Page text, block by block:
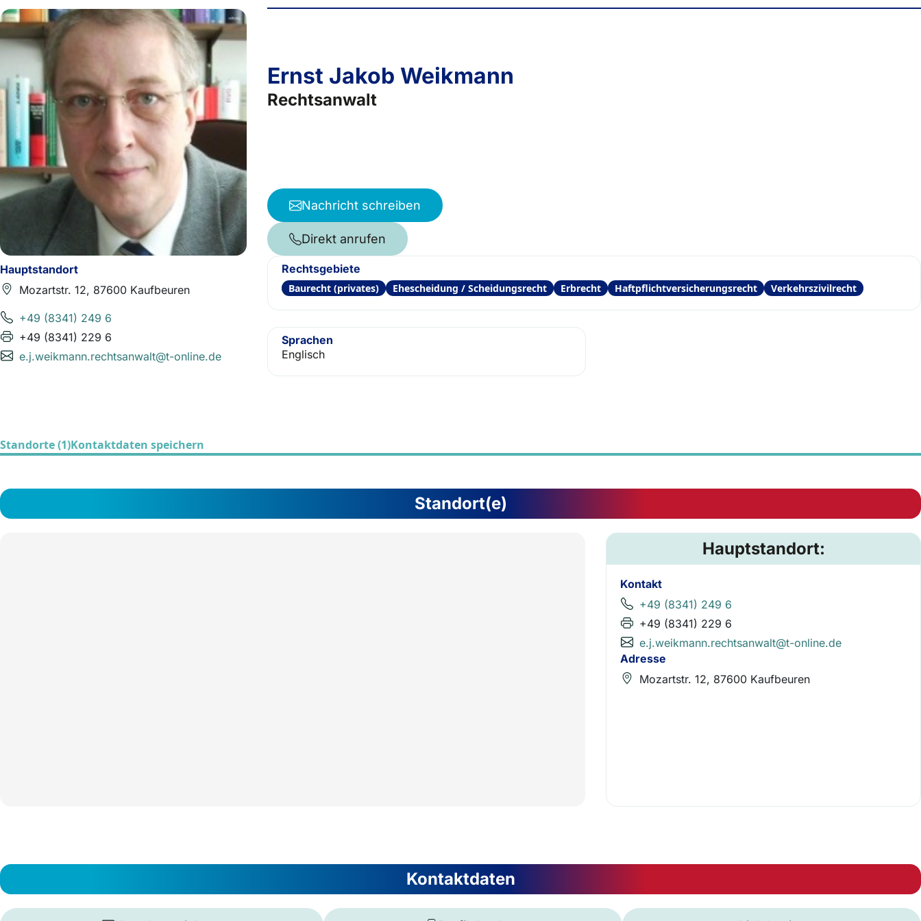
Hauptstandort
Mozartstr. 12, 87600 Kaufbeuren
+49 (8341) 249 6
+49 (8341) 229 6
e.j.weikmann.rechtsanwalt@t-online.de
Ernst Jakob Weikmann
Rechtsanwalt
Nachricht schreiben
Direkt anrufen
Rechtsgebiete
Baurecht (privates) Ehescheidung / Scheidungsrecht Erbrecht Haftpflichtversicherungsrecht Verkehrszivilrecht
Sprachen
Englisch
Standorte (1)Kontaktdaten speichern
Standort(e)
Hauptstandort:
Kontakt
+49 (8341) 249 6
+49 (8341) 229 6
e.j.weikmann.rechtsanwalt@t-online.de
Adresse
Mozartstr. 12, 87600 Kaufbeuren
Kontaktdaten